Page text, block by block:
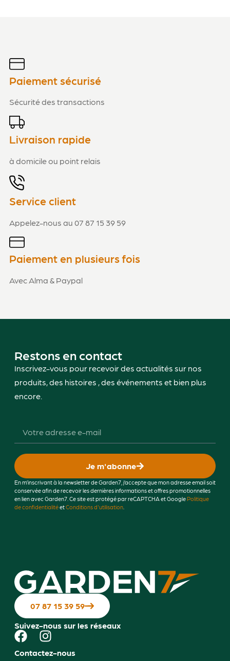
Paiement sécurisé
Sécurité des transactions
Livraison rapide
à domicile ou point relais
Service client
Appelez-nous au 07 87 15 39 59
Paiement en plusieurs fois
Avec Alma & Paypal
Restons en contact
Inscrivez-vous pour recevoir des actualités sur nos
produits, des histoires , des événements et bien plus
encore.
Je m'abonne
En m’inscrivant à la newsletter de Garden7, j’accepte que mon adresse email soit
conservée afin de recevoir les dernières informations et offres promotionnelles
en lien avec Garden7. Ce site est protégé par reCAPTCHA et GooglePolitique
de confidentialitéetConditions d'utilisation.
07 87 15 39 59
Suivez-nous sur les réseaux
Contactez-nous